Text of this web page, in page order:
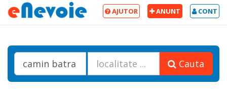
CONT
ANUNT
AJUTOR
Cauta